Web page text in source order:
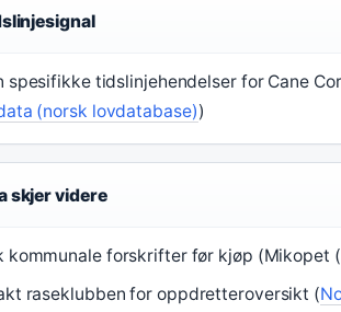
spesifikke tidslinjehendelser for Cane
(norsk lovdatabase))
skjer videre
kommunale forskrifter før kjøp (Mikopet
raseklubben for oppdretteroversikt (